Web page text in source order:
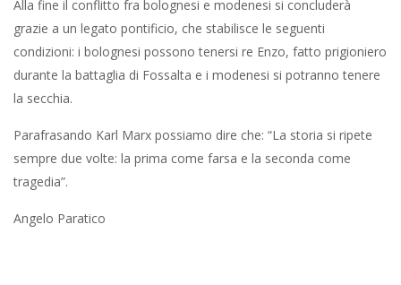
Alla fine il conflitto fra bolognesi e modenesi si concluderà
grazie a un legato pontificio, che stabilisce le seguenti
condizioni: i bolognesi possono tenersi re Enzo, fatto prigioniero
durante la battaglia di Fossalta e i modenesi si potranno tenere
la secchia.
Parafrasando Karl Marx possiamo dire che: “La storia si ripete
sempre due volte: la prima come farsa e la seconda come
tragedia”.
Angelo Paratico